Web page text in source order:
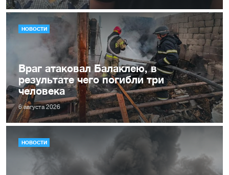
НОВОСТИ
Враг атаковал Балаклею, в
результате чего погибли три
человека
6 августа 2026
НОВОСТИ